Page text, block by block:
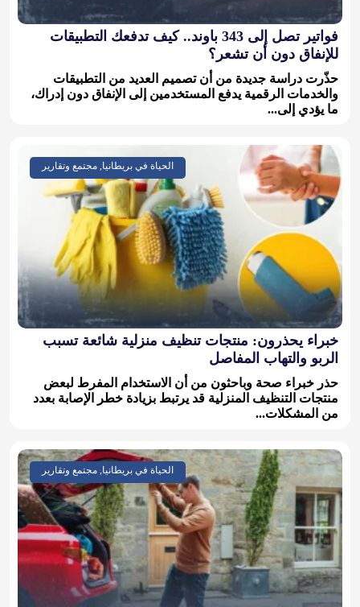
فواتير تصل إلى 343 باوند.. كيف تدفعك التطبيقات
للإنفاق دون أن تشعر؟
حذّرت دراسة جديدة من أن تصميم العديد من التطبيقات
والخدمات الرقمية يدفع المستخدمين إلى الإنفاق دون إدراك،
ما يؤدي إلى...
الحياة في بريطانيا, مجتمع وتقارير
خبراء يحذرون: منتجات تنظيف منزلية شائعة تسبب
الربو والتهاب المفاصل
حذر خبراء صحة وباحثون من أن الاستخدام المفرط لبعض
منتجات التنظيف المنزلية قد يرتبط بزيادة خطر الإصابة بعدد
من المشكلات...
الحياة في بريطانيا, مجتمع وتقارير